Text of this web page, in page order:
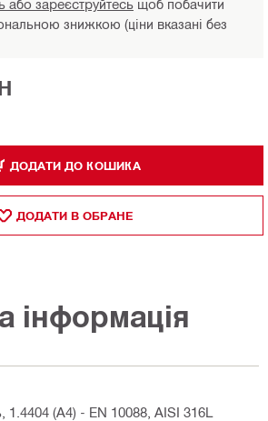
або зареєструйтесь щоб побачити
знижкою (ціни вказані без
ДОДАТИ ДО КОШИКА
ДОДАТИ В ОБРАНЕ
інформація
1.4404 (A4) - EN 10088, AISI 316L